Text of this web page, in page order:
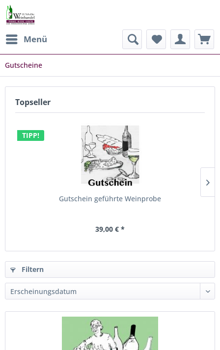
Menü
Gutscheine
Topseller
TIPP!
Gutschein geführte Weinprobe
39,00 € *
Filtern